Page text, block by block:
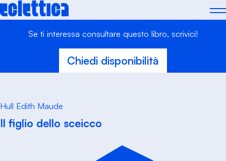
Skip
to
Se ti interessa consultare questo libro, scrivici!
Chiedi disponibilità
Hull Edith Maude
Il figlio dello sceicco